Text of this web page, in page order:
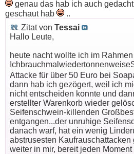
genau das hab ich auch
geschaut hab
..
Zitat von Tessai
Hallo Leute,
heute nacht wollte ich im
Attacke für über 50 Euro bei
dann hab ich gezögert, weil ich
nicht entscheiden konnte und
erstellter Warenkorb wieder
Seifenschwein-killenden
entgangen...der unruhige
danach warf, hat ein wenig
abstrusesten
weiter in mir, bereit jeden